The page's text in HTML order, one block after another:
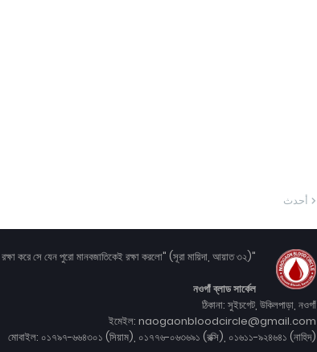
أحدث
"যদি কোন ব্যক্তি কোন মানুষের জীবন রক্ষা করে সে যেন পুরো মানবজাতিকেই রক্ষা করলো" (সূরা মায়িদা, আয়াত ৩২)
নওগাঁ ব্লাড সার্কেল
ঠিকানা: সুইচগেট, উকিলপাড়া, নওগাঁ
ইমেইল: naogaonbloodcircle@gmail.com
মোবাইল: ০১৭৯৭-৬৬৪৩০১ (সিয়াম), ০১৭৭৬-০৬৩৬৯১ (রক্সি), ০১৬১১-৯২৪৬৪১ (নাহিদ)